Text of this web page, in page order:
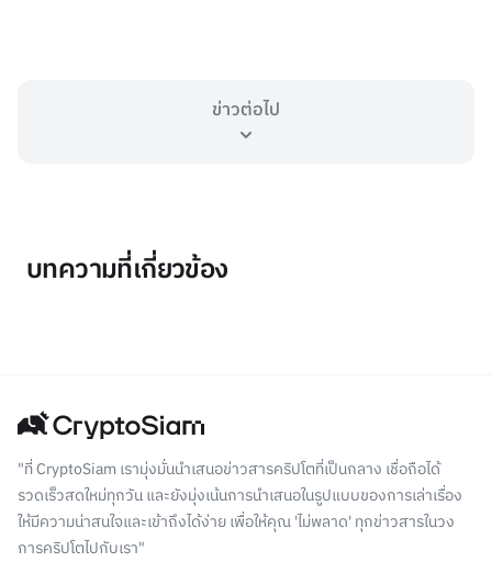
ข่าวต่อไป
บทความที่เกี่ยวข้อง
"ที่ CryptoSiam เรามุ่งมั่นนำเสนอข่าวสารคริปโตที่เป็นกลาง เชื่อถือได้
รวดเร็วสดใหม่ทุกวัน และยังมุ่งเน้นการนำเสนอในรูปแบบของการเล่าเรื่อง
ให้มีความน่าสนใจและเข้าถึงได้ง่าย เพื่อให้คุณ 'ไม่พลาด' ทุกข่าวสารในวง
การคริปโตไปกับเรา"